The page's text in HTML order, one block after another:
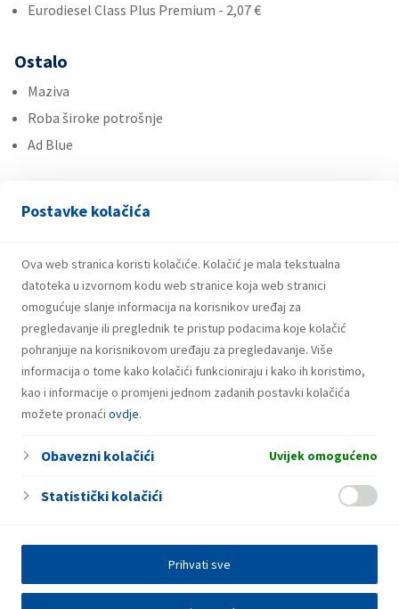
Postavke kolačića
Ova web stranica koristi kolačiće. Kolačić je mala tekstualna
datoteka u izvornom kodu web stranice koja web stranici
omogućuje slanje informacija na korisnikov uređaj za
pregledavanje ili preglednik te pristup podacima koje kolačić
pohranjuje na korisnikovom uređaju za pregledavanje. Više
informacija o tome kako kolačići funkcioniraju i kako ih koristimo,
kao i informacije o promjeni jednom zadanih postavki kolačića
možete pronaći ovdje.
Obavezni kolačići Uvijek omogućeno
Statistički kolačići
Prihvati sve
Eurodiesel Class Plus Premium - 2,07 €
Ostalo
Maziva
Roba široke potrošnje
Ad Blue
Fresh Corner